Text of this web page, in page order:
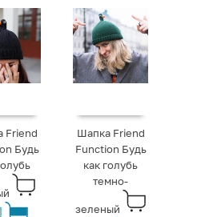
Friend
Будь
Шапка Friend
Function Будь
как голубь
темно-
зеленый